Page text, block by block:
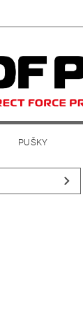
PUŠKY